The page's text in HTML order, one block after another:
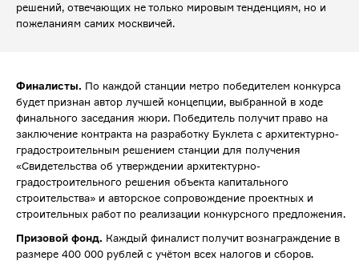
решений, отвечающих не только мировым тенденциям, но и
пожеланиям самих москвичей.
Финалисты. По каждой станции метро победителем конкурса
будет признан автор лучшей концепции, выбранной в ходе
финального заседания жюри. Победитель получит право на
заключение контракта на разработку Буклета с архитектурно-
градостроительным решением станции для получения
«Свидетельства об утверждении архитектурно-
градостроительного решения объекта капитального
строительства» и авторское сопровождение проектных и
строительных работ по реализации конкурсного предложения.
Призовой фонд. Каждый финалист получит вознаграждение в
размере 400 000 рублей с учётом всех налогов и сборов.